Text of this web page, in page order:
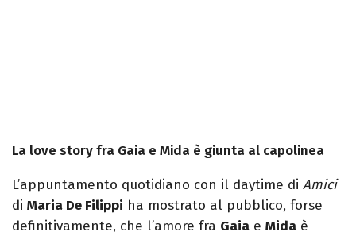
La love story fra Gaia e Mida è giunta al capolinea
L’appuntamento quotidiano con il daytime di Amici
di Maria De Filippi ha mostrato al pubblico, forse
definitivamente, che l’amore fra Gaia e Mida è